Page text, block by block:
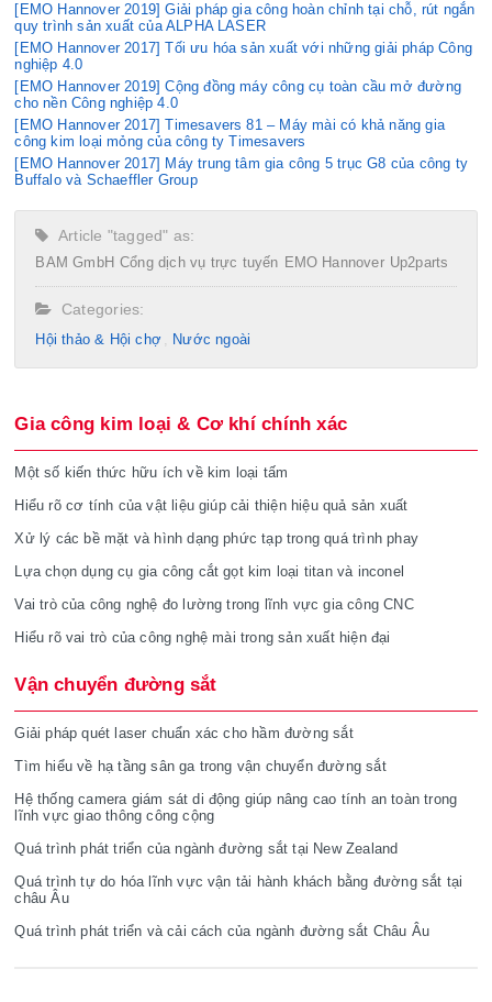
[EMO Hannover 2019] Giải pháp gia công hoàn chỉnh tại chỗ, rút ngắn
quy trình sản xuất của ALPHA LASER
[EMO Hannover 2017] Tối ưu hóa sản xuất với những giải pháp Công
nghiệp 4.0
[EMO Hannover 2019] Cộng đồng máy công cụ toàn cầu mở đường
cho nền Công nghiệp 4.0
[EMO Hannover 2017] Timesavers 81 – Máy mài có khả năng gia
công kim loại mỏng của công ty Timesavers
[EMO Hannover 2017] Máy trung tâm gia công 5 trục G8 của công ty
Buffalo và Schaeffler Group
Article "tagged" as:
BAM GmbH Cổng dịch vụ trực tuyến EMO Hannover Up2parts
Categories:
Hội thảo & Hội chợ Nước ngoài
Gia công kim loại & Cơ khí chính xác
Một số kiến thức hữu ích về kim loại tấm
Hiểu rõ cơ tính của vật liệu giúp cải thiện hiệu quả sản xuất
Xử lý các bề mặt và hình dạng phức tạp trong quá trình phay
Lựa chọn dụng cụ gia công cắt gọt kim loại titan và inconel
Vai trò của công nghệ đo lường trong lĩnh vực gia công CNC
Hiểu rõ vai trò của công nghệ mài trong sản xuất hiện đại
Vận chuyển đường sắt
Giải pháp quét laser chuẩn xác cho hầm đường sắt
Tìm hiểu về hạ tầng sân ga trong vận chuyển đường sắt
Hệ thống camera giám sát di động giúp nâng cao tính an toàn trong
lĩnh vực giao thông công cộng
Quá trình phát triển của ngành đường sắt tại New Zealand
Quá trình tự do hóa lĩnh vực vận tải hành khách bằng đường sắt tại
châu Âu
Quá trình phát triển và cải cách của ngành đường sắt Châu Âu